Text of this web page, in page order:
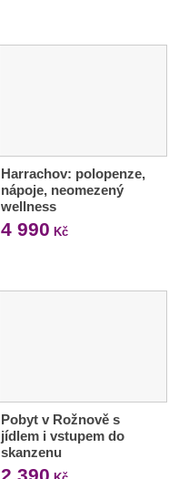
Harrachov: polopenze,
nápoje, neomezený
wellness
4 990 Kč
Pobyt v Rožnově s
jídlem i vstupem do
skanzenu
2 390